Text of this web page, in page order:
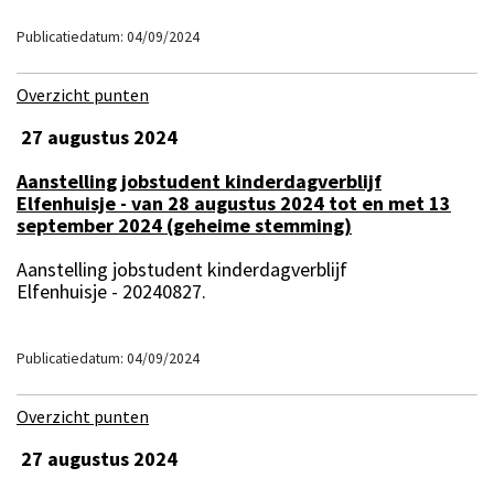
Publicatiedatum: 04/09/2024
Overzicht punten
27 augustus 2024
Aanstelling jobstudent kinderdagverblijf
Elfenhuisje - van 28 augustus 2024 tot en met 13
september 2024 (geheime stemming)
Aanstelling jobstudent kinderdagverblijf
Elfenhuisje - 20240827.
Publicatiedatum: 04/09/2024
Overzicht punten
27 augustus 2024